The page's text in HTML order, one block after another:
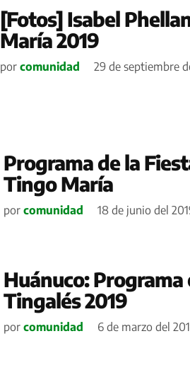
[Fotos] Isabel
María 2019
por comunidad 29 de septiembre
Programa de la
Tingo María
por comunidad 18 de junio del
Huánuco:
Tingalés 2019
por comunidad 6 de marzo del